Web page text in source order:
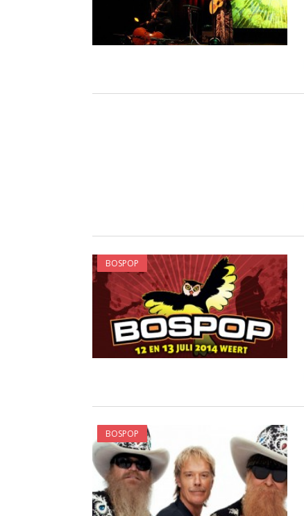
BOSPOP
BOSPOP